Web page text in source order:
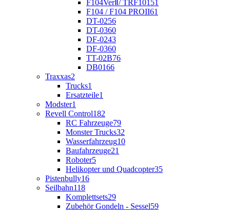
F104VerⅡ/ TRF101 51
F104 / F104 PROII61
DT-0256
DT-0360
DF-0243
DF-0360
TT-02B76
DB0166
Traxxas2
Trucks1
Ersatzteile1
Modster1
Revell Control182
RC Fahrzeuge79
Monster Trucks32
Wasserfahrzeug10
Baufahrzeuge21
Roboter5
Helikopter und Quadcopter35
Pistenbully16
Seilbahn118
Komplettsets29
Zubehör Gondeln - Sessel59